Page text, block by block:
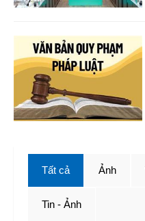
Tất cả Ảnh
Tin - Ảnh